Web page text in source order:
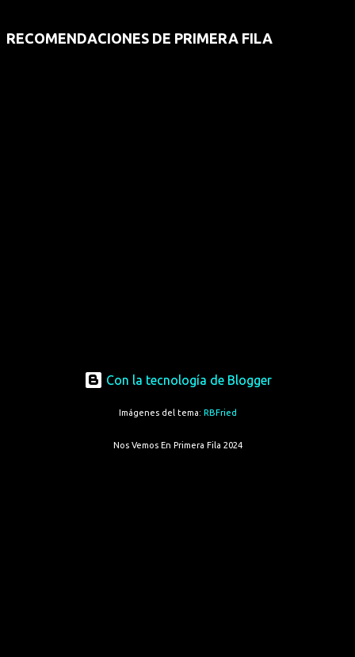
RECOMENDACIONES DE PRIMERA FILA
Con la tecnología de Blogger
Imágenes del tema: RBFried
Nos Vemos En Primera Fila 2024